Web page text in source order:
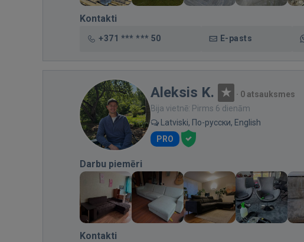
Kontakti
+371 *** *** 50 E-pasts
Aleksis K. · 0 atsauksmes
Bija vietnē: Pirms 6 dienām
Latviski, По-русски, English
PRO
Darbu piemēri
Kontakti